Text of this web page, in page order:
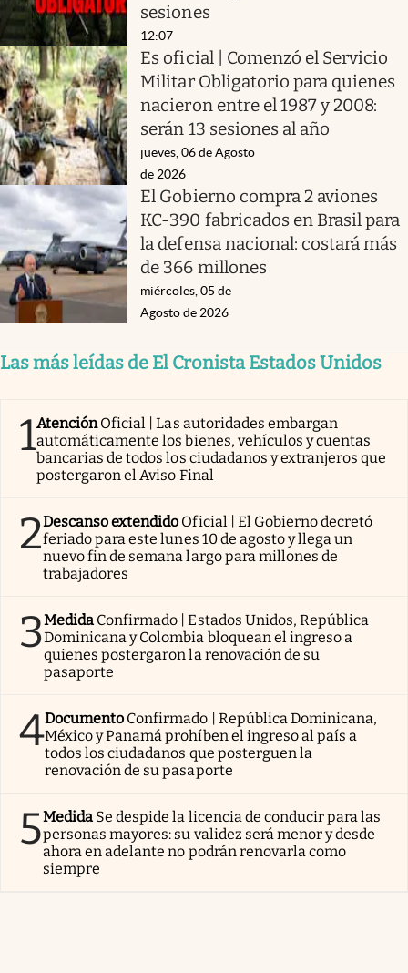
sesiones
12:07
Es oficial | Comenzó el Servicio
Militar Obligatorio para quienes
nacieron entre el 1987 y 2008:
serán 13 sesiones al año
jueves, 06 de Agosto
de 2026
El Gobierno compra 2 aviones
KC-390 fabricados en Brasil para
la defensa nacional: costará más
de 366 millones
miércoles, 05 de
Agosto de 2026
Las más leídas de El Cronista Estados Unidos
1AtenciónOficial | Las autoridades embargan
automáticamente los bienes, vehículos y cuentas
bancarias de todos los ciudadanos y extranjeros que
postergaron el Aviso Final
2Descanso extendido Oficial | El Gobierno decretó
feriado para este lunes 10 de agosto y llega un
nuevo fin de semana largo para millones de
trabajadores
3Medida Confirmado | Estados Unidos, República
Dominicana y Colombia bloquean el ingreso a
quienes postergaron la renovación de su
pasaporte
4Documento Confirmado | República Dominicana,
México y Panamá prohíben el ingreso al país a
todos los ciudadanos que posterguen la
renovación de su pasaporte
5Medida Se despide la licencia de conducir para las
personas mayores: su validez será menor y desde
ahora en adelante no podrán renovarla como
siempre